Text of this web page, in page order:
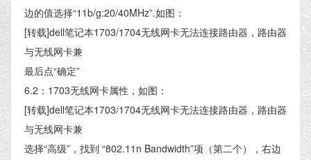
边的值选择“11b/g:20/40MHz”.如图：
[转载]dell笔记本1703/1704无线网卡无法连接路由器，路由器
与无线网卡兼
最后点“确定”
6.2：1703无线网卡属性，如图：
[转载]dell笔记本1703/1704无线网卡无法连接路由器，路由器
与无线网卡兼
选择“高级”，找到 “802.11n Bandwidth”项（第二个），右边